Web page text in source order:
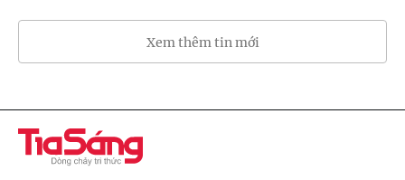
Xem thêm tin mới